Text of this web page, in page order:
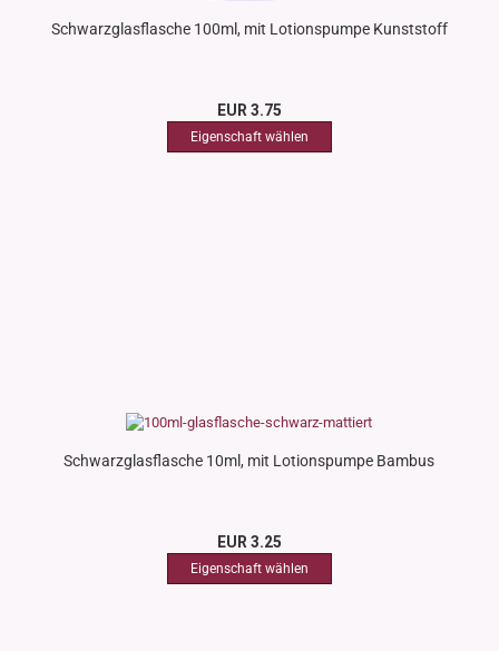
Schwarzglasflasche 100ml, mit Lotionspumpe Kunststoff
EUR 3.75
Schwarzglasflasche 10ml, mit Lotionspumpe Bambus
EUR 3.25